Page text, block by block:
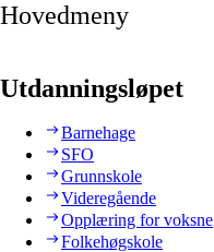
Hovedmeny
Utdanningsløpet
Barnehage
SFO
Grunnskole
Videregående
Opplæring for voksne
Folkehøgskole